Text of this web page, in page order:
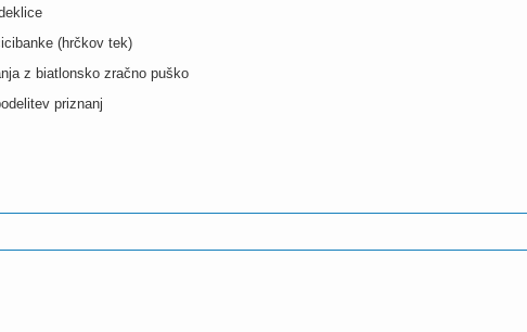
(hrčkov tek)
z biatlonsko zračno puško
priznanj